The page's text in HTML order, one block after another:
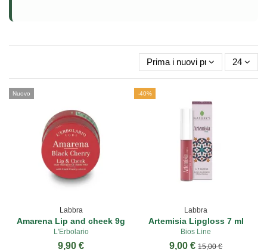
Prima i nuovi prodotti 24
Nuovo
Labbra
Amarena Lip and cheek 9g
L'Erbolario
9,90 €
-40%
Labbra
Artemisia Lipgloss 7 ml
Bios Line
9,00 €15,00 €